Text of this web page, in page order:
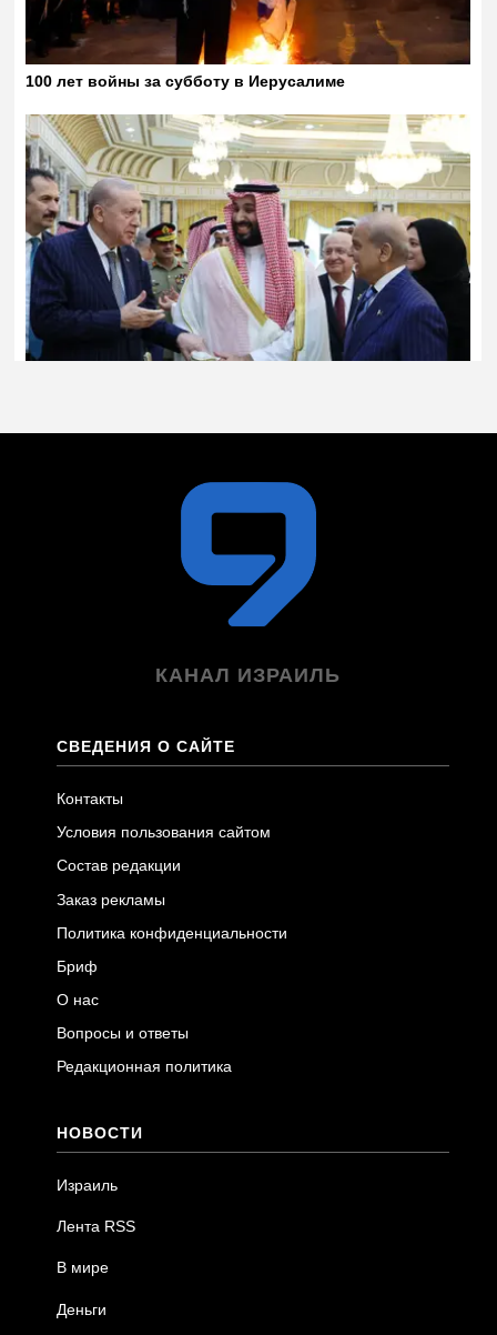
КАНАЛ ИЗРАИЛЬ
СВЕДЕНИЯ О САЙТЕ
Контакты
Условия пользования сайтом
Состав редакции
Заказ рекламы
Политика конфиденциальности
Бриф
О нас
Вопросы и ответы
Редакционная политика
НОВОСТИ
Израиль
Лента RSS
В мире
Деньги